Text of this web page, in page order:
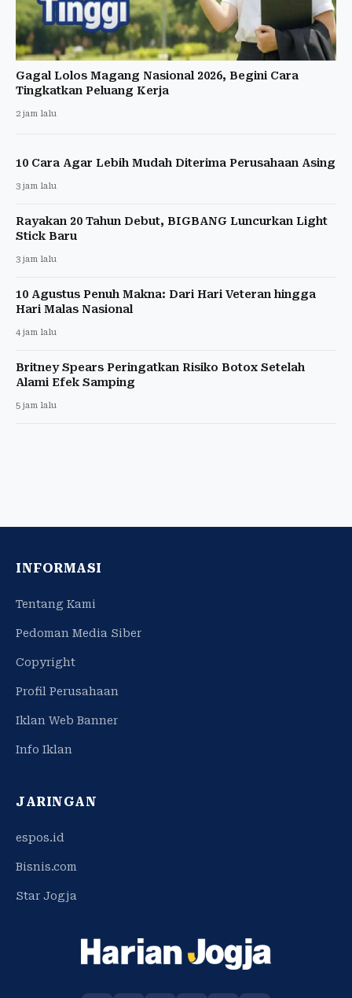
Gagal Lolos Magang Nasional 2026, Begini Cara
Tingkatkan Peluang Kerja
2 jam lalu
10 Cara Agar Lebih Mudah Diterima Perusahaan Asing
3 jam lalu
Rayakan 20 Tahun Debut, BIGBANG Luncurkan Light
Stick Baru
3 jam lalu
10 Agustus Penuh Makna: Dari Hari Veteran hingga
Hari Malas Nasional
4 jam lalu
Britney Spears Peringatkan Risiko Botox Setelah
Alami Efek Samping
5 jam lalu
INFORMASI
Tentang Kami
Pedoman Media Siber
Copyright
Profil Perusahaan
Iklan Web Banner
Info Iklan
JARINGAN
espos.id
Bisnis.com
Star Jogja